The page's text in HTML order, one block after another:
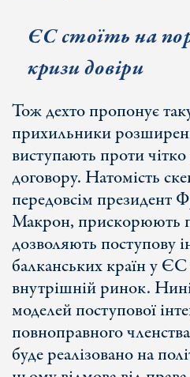
ЄС стоїть на
кризи довіри
Тож дехто пропонує
прихильники
виступають проти
договору. Натомість
передовсім президент
Макрон, прискорюють
дозволяють поступову
балканських країн у ЄС
внутрішній ринок. Нині
моделей поступової
повноправного
буде реалізовано на